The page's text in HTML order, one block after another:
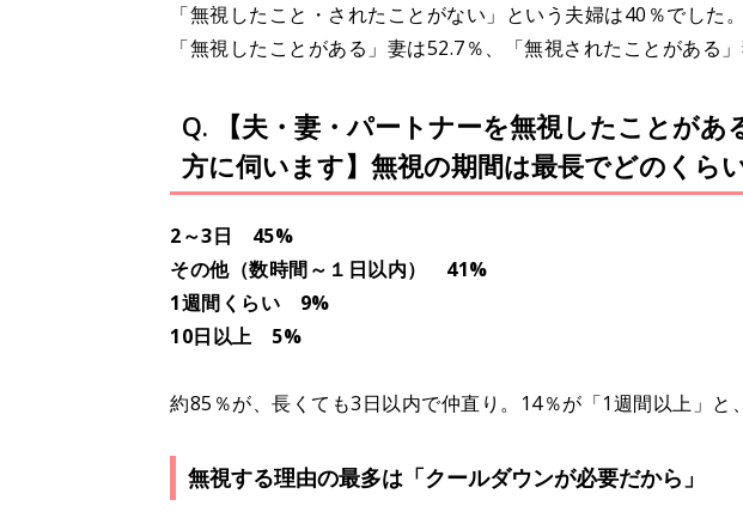
「無視したこと・されたことがない」という夫婦は40％でした。
「無視したことがある」妻は52.7％、「無視されたことがある
Q. 【夫・妻・パートナーを無視したことがあ
方に伺います】無視の期間は最長でどのくら
2～3日 45%
その他（数時間～１日以内） 41%
1週間くらい 9%
10日以上 5%
約85％が、長くても3日以内で仲直り。14％が「1週間以上」と
無視する理由の最多は「クールダウンが必要だから」